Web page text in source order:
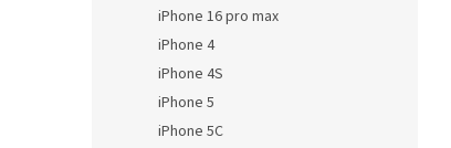
iPhone 16 pro max
iPhone 4
iPhone 4S
iPhone 5
iPhone 5C